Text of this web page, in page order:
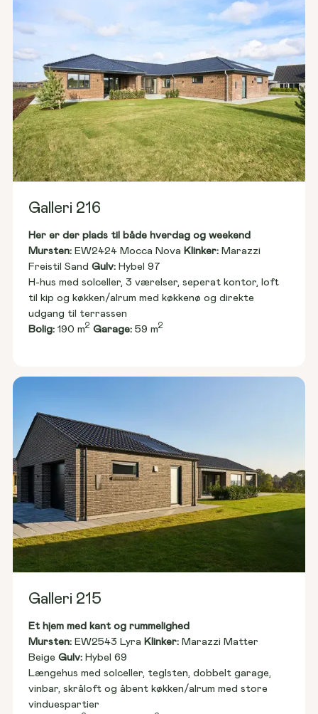
Galleri 216
Her er der plads til både hverdag og weekend
Mursten: EW2424 Mocca Nova Klinker: Marazzi
Freistil Sand Gulv: Hybel 97
H-hus med solceller, 3 værelser, seperat kontor, loft
til kip og køkken/alrum med køkkenø og direkte
udgang til terrassen
Bolig: 190 m2 Garage: 59 m2
Galleri 215
Et hjem med kant og rummelighed
Mursten: EW2543 Lyra Klinker: Marazzi Matter
Beige Gulv: Hybel 69
Længehus med solceller, teglsten, dobbelt garage,
vinbar, skråloft og åbent køkken/alrum med store
vinduespartier